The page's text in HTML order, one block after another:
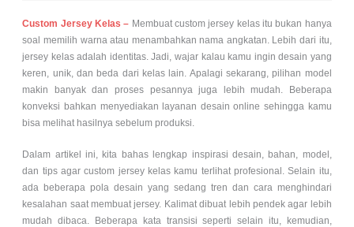
Custom Jersey Kelas – Membuat custom jersey kelas itu bukan hanya
soal memilih warna atau menambahkan nama angkatan. Lebih dari itu,
jersey kelas adalah identitas. Jadi, wajar kalau kamu ingin desain yang
keren, unik, dan beda dari kelas lain. Apalagi sekarang, pilihan model
makin banyak dan proses pesannya juga lebih mudah. Beberapa
konveksi bahkan menyediakan layanan desain online sehingga kamu
bisa melihat hasilnya sebelum produksi.
Dalam artikel ini, kita bahas lengkap inspirasi desain, bahan, model,
dan tips agar custom jersey kelas kamu terlihat profesional. Selain itu,
ada beberapa pola desain yang sedang tren dan cara menghindari
kesalahan saat membuat jersey. Kalimat dibuat lebih pendek agar lebih
mudah dibaca. Beberapa kata transisi seperti selain itu, kemudian,